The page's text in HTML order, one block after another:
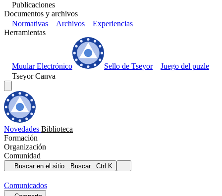
Publicaciones
Documentos y archivos
Normativas
Archivos
Experiencias
Herramientas
Muular Electrónico Sello de Tseyor
Juego del puzle
Tseyor Canva
Novedades Biblioteca
Formación
Organización
Comunidad
Buscar en el sitio... Buscar...Ctrl K
Comunicados